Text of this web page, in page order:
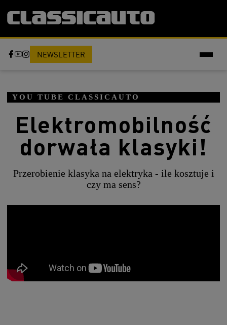
NEWSLETTER
YOU TUBE CLASSICAUTO
Elektromobilność
dorwała klasyki!
Przerobienie klasyka na elektryka - ile kosztuje i
czy ma sens?